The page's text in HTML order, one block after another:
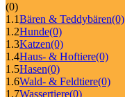
(0)
1.1Bären & Teddybären(0)
1.2Hunde(0)
1.3Katzen(0)
1.4Haus- & Hoftiere(0)
1.5Hasen(0)
1.6Wald- & Feldtiere(0)
1.7Wassertiere(0)